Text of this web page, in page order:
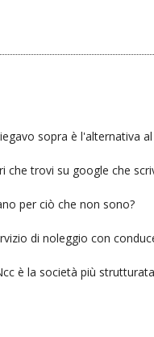
sopra è l'alternativa
trovi su google che
per ciò che non sono?
di noleggio con
è la società più